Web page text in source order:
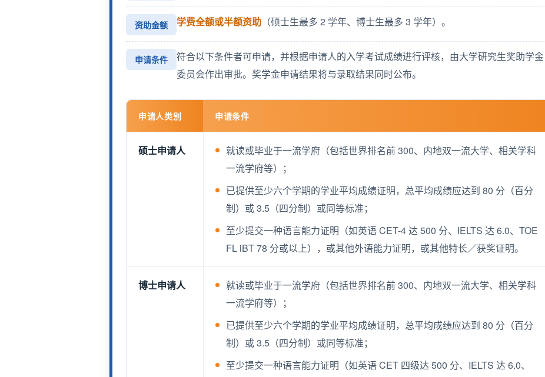
资助金额 学费全额或半额资助 （硕士生最多 2 学年、博士生最多 3 学年）。
申请条件
符合以下条件者可申请，并根据申请人的入学考试成绩进行评核，由大学研究生奖助学金
委员会作出审批。奖学金申请结果将与录取结果同时公布。
申请人类别 申请条件
硕士申请人
就读或毕业于一流学府（包括世界排名前 300、内地双一流大学、相关学科
一流学府等）；
已提供至少六个学期的学业平均成绩证明，总平均成绩应达到 80 分（百分
制）或 3.5（四分制）或同等标准；
至少提交一种语言能力证明（如英语 CET-4 达 500 分、IELTS 达 6.0、TOE
FL iBT 78 分或以上），或其他外语能力证明，或其他特长／获奖证明。
博士申请人
就读或毕业于一流学府（包括世界排名前 300、内地双一流大学、相关学科
一流学府等）；
已提供至少六个学期的学业平均成绩证明，总平均成绩应达到 80 分（百分
制）或 3.5（四分制）或同等标准；
至少提交一种语言能力证明（如英语 CET 四级达 500 分、IELTS 达 6.0、